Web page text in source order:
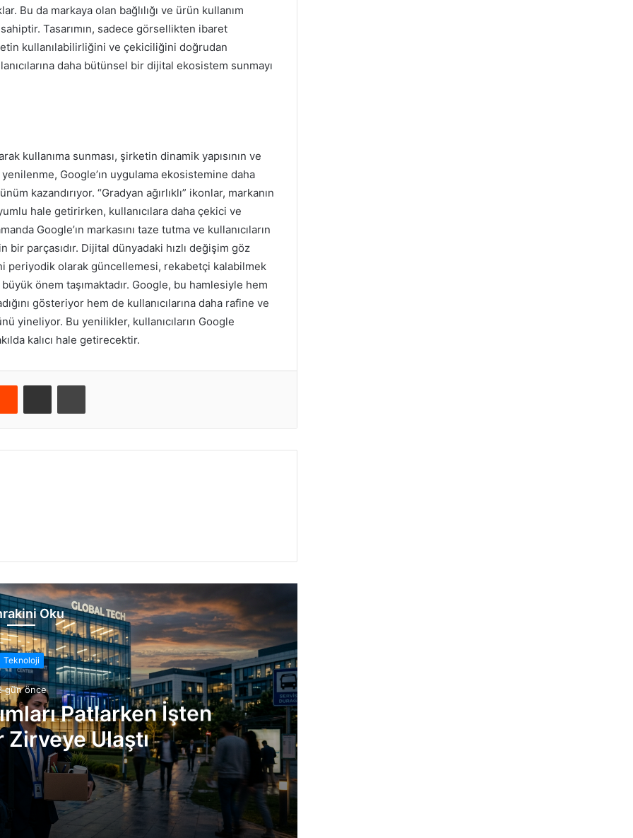
Bu da markaya olan bağlılığı ve ürün kullanım
Tasarımın, sadece görsellikten ibaret
kullanılabilirliğini ve çekiciliğini doğrudan
daha bütünsel bir dijital ekosistem sunmayı
kullanıma sunması, şirketin dinamik yapısının ve
yenilenme, Google’ın uygulama ekosistemine daha
kazandırıyor. “Gradyan ağırlıklı” ikonlar, markanın
hale getirirken, kullanıcılara daha çekici ve
Google’ın markasını taze tutma ve kullanıcıların
parçasıdır. Dijital dünyadaki hızlı değişim göz
periyodik olarak güncellemesi, rekabetçi kalabilmek
önem taşımaktadır. Google, bu hamlesiyle hem
gösteriyor hem de kullanıcılarına daha rafine ve
yineliyor. Bu yenilikler, kullanıcıların Google
kalıcı hale getirecektir.
Oku
Teknoloji
gün önce
Patlarken İşten
Zirveye Ulaştı